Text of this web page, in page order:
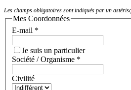
Les champs obligatoires sont indiqués par un
Mes Coordonnées
E-mail *
Je suis un particulier
Société / Organisme *
Civilité